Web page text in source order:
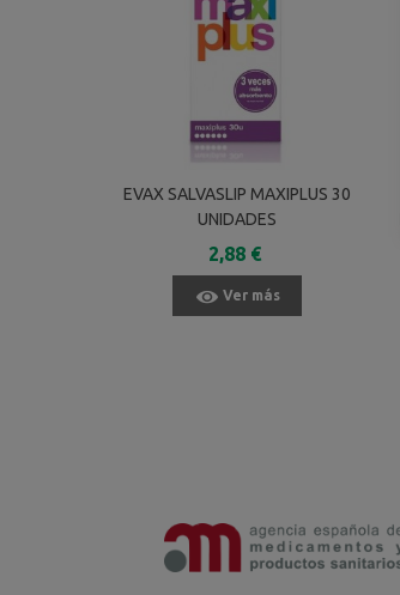
EVAX SALVASLIP MAXIPLUS 30
UNIDADES
2,88 €
Ver más